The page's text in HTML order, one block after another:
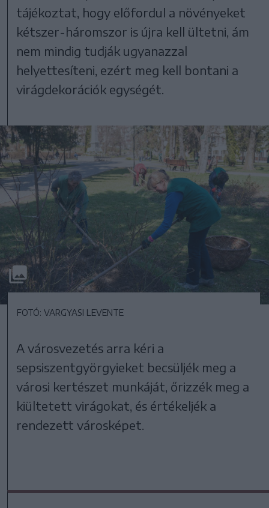
tájékoztat, hogy előfordul a növényeket
kétszer-háromszor is újra kell ültetni, ám
nem mindig tudják ugyanazzal
helyettesíteni, ezért meg kell bontani a
virágdekorációk egységét.
FOTÓ: VARGYASI LEVENTE
A városvezetés arra kéri a
sepsiszentgyörgyieket becsüljék meg a
városi kertészet munkáját, őrizzék meg a
kiültetett virágokat, és értékeljék a
rendezett városképet.